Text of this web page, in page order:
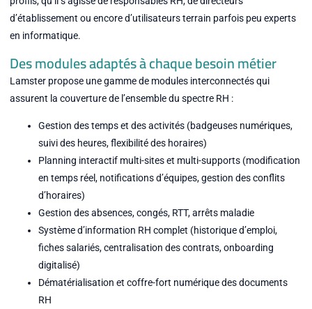
d’établissement ou encore d’utilisateurs terrain parfois peu experts
en informatique.
Des modules adaptés à chaque besoin métier
Lamster propose une gamme de modules interconnectés qui
assurent la couverture de l’ensemble du spectre RH :
Gestion des temps et des activités (badgeuses numériques,
suivi des heures, flexibilité des horaires)
Planning interactif multi-sites et multi-supports (modification
en temps réel, notifications d’équipes, gestion des conflits
d’horaires)
Gestion des absences, congés, RTT, arrêts maladie
Système d’information RH complet (historique d’emploi,
fiches salariés, centralisation des contrats, onboarding
digitalisé)
Dématérialisation et coffre-fort numérique des documents
RH